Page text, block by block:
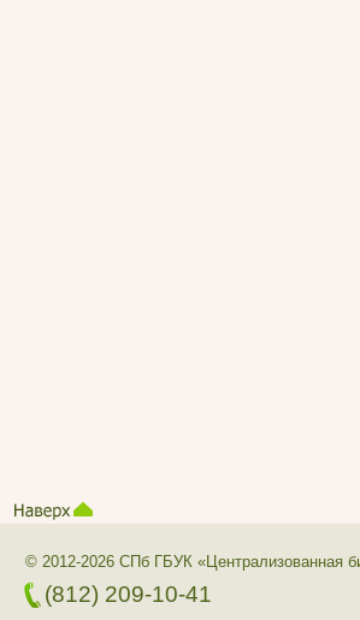
© 2012-2026 СПб ГБУК «Централизованная
(812) 209-10-41